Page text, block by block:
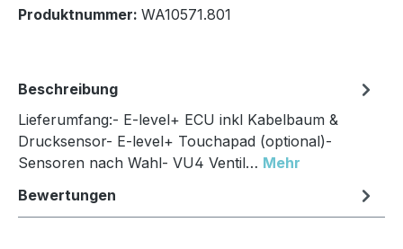
Produktnummer: WA10571.801
Beschreibung
Lieferumfang:- E-level+ ECU inkl Kabelbaum &
Drucksensor- E-level+ Touchapad (optional)-
Sensoren nach Wahl- VU4 Ventil… Mehr
Bewertungen